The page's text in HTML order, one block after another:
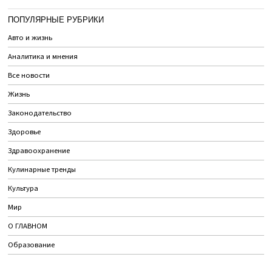
ПОПУЛЯРНЫЕ РУБРИКИ
Авто и жизнь
Аналитика и мнения
Все новости
Жизнь
Законодательство
Здоровье
Здравоохранение
Кулинарные тренды
Культура
Мир
О ГЛАВНОМ
Образование